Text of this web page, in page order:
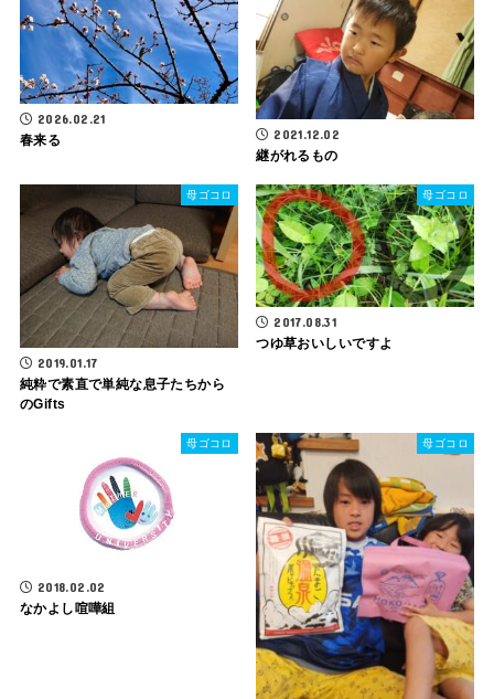
2026.02.21
春来る 2021.12.02
継がれるもの
母ゴコロ
2019.01.17
純粋で素直で単純な息子たちから
のGifts
母ゴコロ
2017.08.31
つゆ草おいしいですよ
母ゴコロ
2018.02.02
なかよし喧嘩組
母ゴコロ